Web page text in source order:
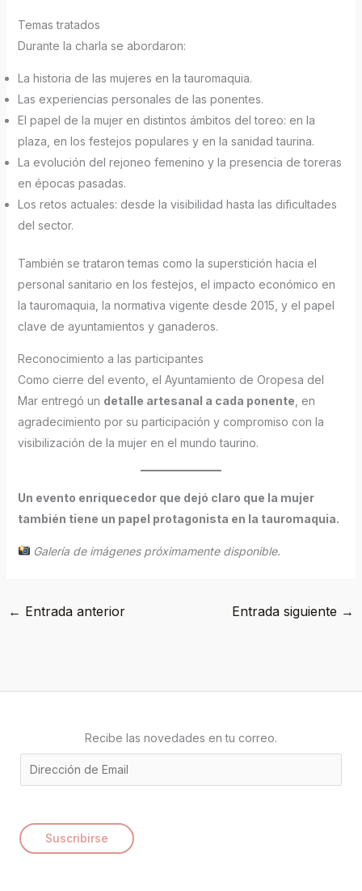
Temas tratados
Durante la charla se abordaron:
La historia de las mujeres en la tauromaquia.
Las experiencias personales de las ponentes.
El papel de la mujer en distintos ámbitos del toreo: en la
plaza, en los festejos populares y en la sanidad taurina.
La evolución del rejoneo femenino y la presencia de toreras
en épocas pasadas.
Los retos actuales: desde la visibilidad hasta las dificultades
del sector.
También se trataron temas como la superstición hacia el
personal sanitario en los festejos, el impacto económico en
la tauromaquia, la normativa vigente desde 2015, y el papel
clave de ayuntamientos y ganaderos.
Reconocimiento a las participantes
Como cierre del evento, el Ayuntamiento de Oropesa del
Mar entregó un detalle artesanal a cada ponente , en
agradecimiento por su participación y compromiso con la
visibilización de la mujer en el mundo taurino.
Un evento enriquecedor que dejó claro que la mujer
también tiene un papel protagonista en la tauromaquia.
Galería de imágenes próximamente disponible.
← Entrada anterior Entrada siguiente →
Recibe las novedades en tu correo.
m
l
Suscribirse